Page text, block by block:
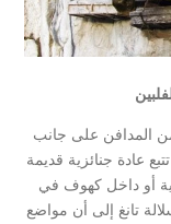
المدافن على جانب
عادة جنائزية قديمة
أو داخل كهوف في
تانغ إلى أن مواضع